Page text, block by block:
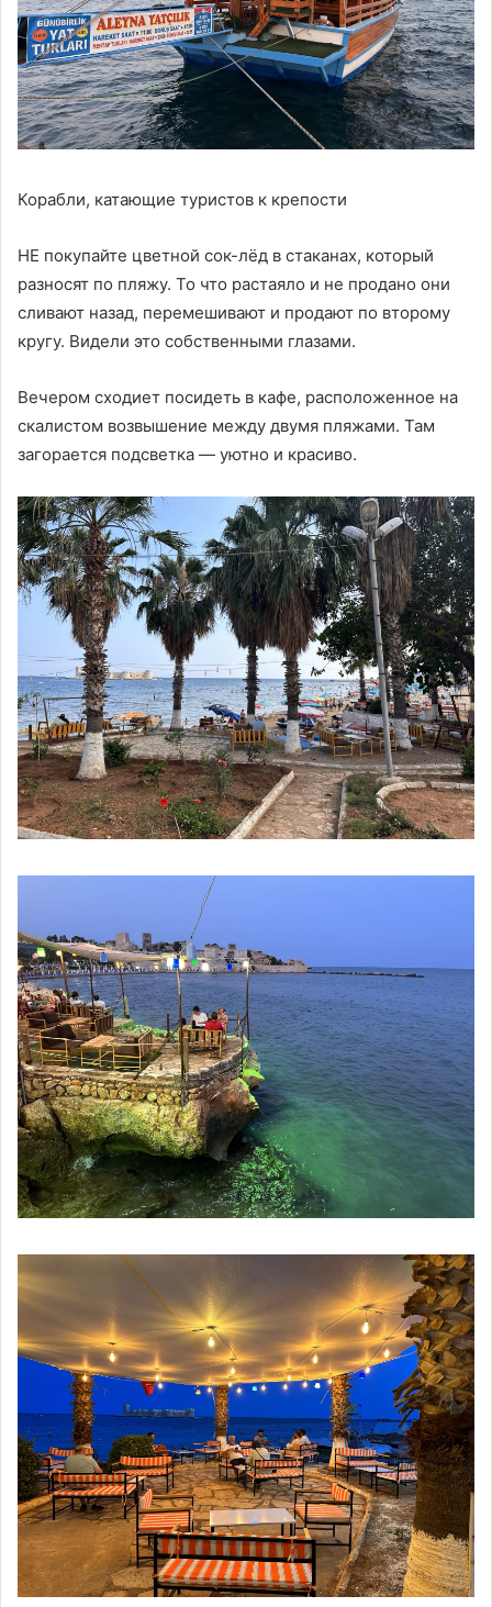
Корабли, катающие туристов к крепости
НЕ покупайте цветной сок-лёд в стаканах, который
разносят по пляжу. То что растаяло и не продано они
сливают назад, перемешивают и продают по второму
кругу. Видели это собственными глазами.
Вечером сходиет посидеть в кафе, расположенное на
скалистом возвышение между двумя пляжами. Там
загорается подсветка — уютно и красиво.